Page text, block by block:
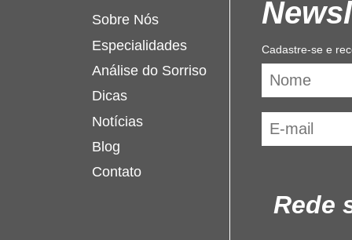
Sobre Nós
Especialidades
Análise do Sorriso
Dicas
Notícias
Blog
Contato
Cadastre-se e
Rede